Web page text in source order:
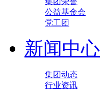
公益基金会
党工团
新闻中心
集团动态
行业资讯